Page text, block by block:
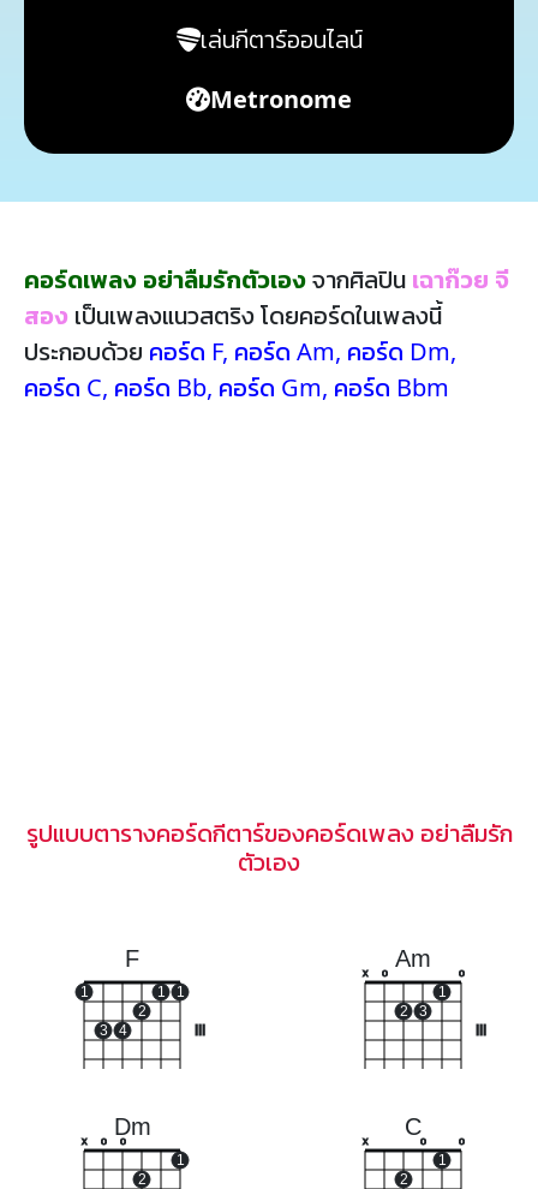
เล่นกีตาร์ออนไลน์
Metronome
คอร์ดเพลง อย่าลืมรักตัวเองจากศิลปิน เฉาก๊วย จี
สอง เป็นเพลงแนวสตริง โดยคอร์ดในเพลงนี้
ประกอบด้วย คอร์ด F, คอร์ด Am, คอร์ด Dm,
คอร์ด C, คอร์ด Bb, คอร์ด Gm, คอร์ด Bbm
รูปแบบตารางคอร์ดกีตาร์ของคอร์ดเพลง อย่าลืมรัก
ตัวเอง
F
1
3 4
2
1 1
Am
x o
2 3
1
o
Dm
x o o
2
1
C
x
2
o
1
o